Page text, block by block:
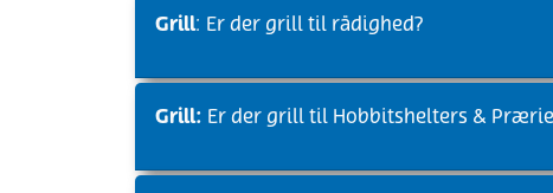
Grill: Er der grill til rådighed?
Grill: Er der grill til Hobbitshelters &